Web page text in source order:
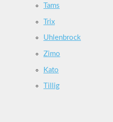
Tams
Trix
Uhlenbrock
Zimo
Kato
Tillig